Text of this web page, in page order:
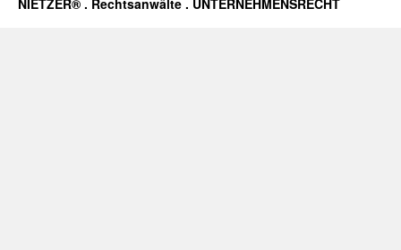
NIETZER® . Rechtsanwälte . UNTERNEHMENSRECHT